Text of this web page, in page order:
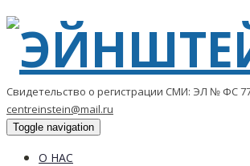
Свидетельство о регистрации СМИ: ЭЛ № ФС 77
centreinstein@mail.ru
Toggle navigation
О НАС